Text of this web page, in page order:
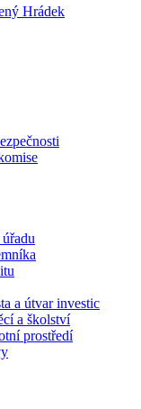
Hrádek
a útvar investic
a školství
prostředí